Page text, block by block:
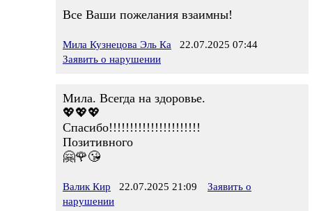
Все Ваши пожелания взаимны!
Мила Кузнецова Эль Ка 22.07.2025 07:44
Заявить о нарушении
Мила. Всегда на здоровье.
💖💖💖
Спасибо!!!!!!!!!!!!!!!!!!!!!!
Позитивного
🤗🌹😘
Валик Кир 22.07.2025 21:09
Заявить о
нарушении